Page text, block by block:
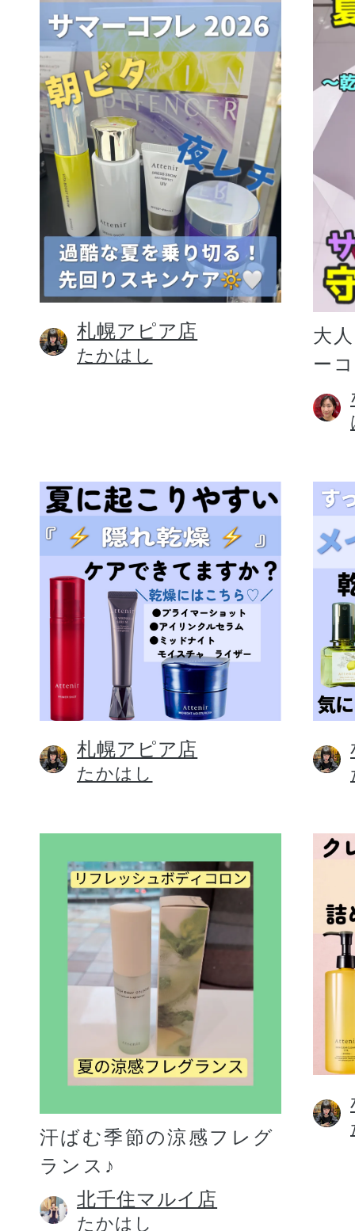
札幌アピア店
たかはし
大
ー
札幌アピア店
たかはし
汗ばむ季節の涼感フレグ
ランス♪
北千住マルイ店
たかはし